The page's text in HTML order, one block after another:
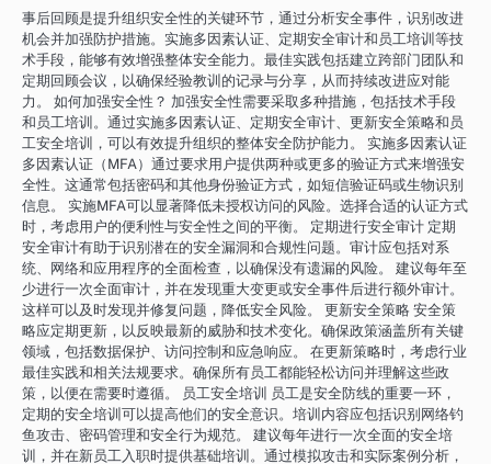
事后回顾是提升组织安全性的关键环节，通过分析安全事件，识别改进
机会并加强防护措施。实施多因素认证、定期安全审计和员工培训等技
术手段，能够有效增强整体安全能力。最佳实践包括建立跨部门团队和
定期回顾会议，以确保经验教训的记录与分享，从而持续改进应对能
力。 如何加强安全性？ 加强安全性需要采取多种措施，包括技术手段
和员工培训。通过实施多因素认证、定期安全审计、更新安全策略和员
工安全培训，可以有效提升组织的整体安全防护能力。 实施多因素认证
多因素认证（MFA）通过要求用户提供两种或更多的验证方式来增强安
全性。这通常包括密码和其他身份验证方式，如短信验证码或生物识别
信息。 实施MFA可以显著降低未授权访问的风险。选择合适的认证方式
时，考虑用户的便利性与安全性之间的平衡。 定期进行安全审计 定期
安全审计有助于识别潜在的安全漏洞和合规性问题。审计应包括对系
统、网络和应用程序的全面检查，以确保没有遗漏的风险。 建议每年至
少进行一次全面审计，并在发现重大变更或安全事件后进行额外审计。
这样可以及时发现并修复问题，降低安全风险。 更新安全策略 安全策
略应定期更新，以反映最新的威胁和技术变化。确保政策涵盖所有关键
领域，包括数据保护、访问控制和应急响应。 在更新策略时，考虑行业
最佳实践和相关法规要求。确保所有员工都能轻松访问并理解这些政
策，以便在需要时遵循。 员工安全培训 员工是安全防线的重要一环，
定期的安全培训可以提高他们的安全意识。培训内容应包括识别网络钓
鱼攻击、密码管理和安全行为规范。 建议每年进行一次全面的安全培
训，并在新员工入职时提供基础培训。通过模拟攻击和实际案例分析，